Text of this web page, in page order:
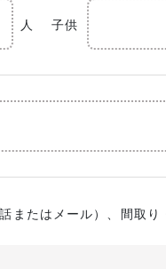
人 子供
またはメール）、間取